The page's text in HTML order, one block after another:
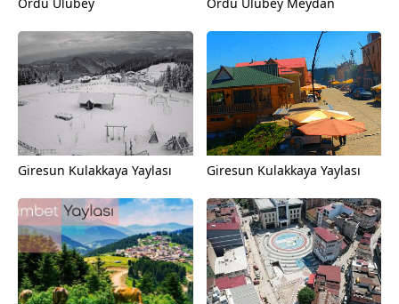
Giresun Kulakkaya Yaylası Giresun Kulakkaya Yaylası